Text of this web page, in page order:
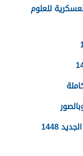
للعلوم
1448